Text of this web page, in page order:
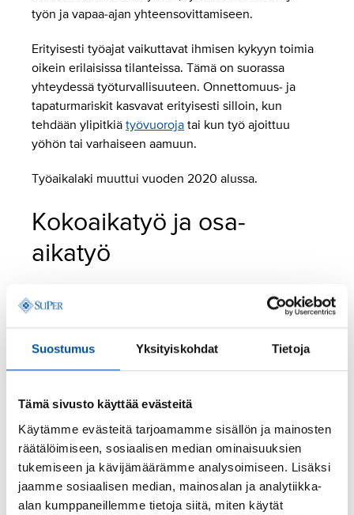
Suostumus Yksityiskohdat Tietoja
Tämä sivusto käyttää evästeitä
Käytämme evästeitä tarjoamamme sisällön ja mainosten
räätälöimiseen, sosiaalisen median ominaisuuksien
tukemiseen ja kävijämäärämme analysoimiseen. Lisäksi
jaamme sosiaalisen median, mainosalan ja analytiikka-
alan kumppaneillemme tietoja siitä, miten käytät
työn ja vapaa-ajan yhteensovittamiseen.
Erityisesti työajat vaikuttavat ihmisen kykyyn toimia
oikein erilaisissa tilanteissa. Tämä on suorassa
yhteydessä työturvallisuuteen. Onnettomuus- ja
tapaturmariskit kasvavat erityisesti silloin, kun
tehdään ylipitkiä työvuoroja tai kun työ ajoittuu
yöhön tai varhaiseen aamuun.
Työaikalaki muuttui vuoden 2020 alussa.
Kokoaikatyö ja osa-
aikatyö
Työsuhteen alussa sovitaan työsopimuksessa, onko
työ kokoaikatyötä vai osa-aikatyötä. Kokoaikatyötä
tuntia päivässä ja enintään 40 tuntia viikossa.
kokoaikatyössä. Työsopimuksessa on voitu sopia
alemmasta päivittäisestä tai viikoittaisesta työajasta
kuten 6 tuntia päivässä tai 30 tuntia viikossa tai
prosentuaalisesta työajasta, jolloin tehdään
esimerkiksi 50 % työaikaa viikossa tai
työaikajaksossa.